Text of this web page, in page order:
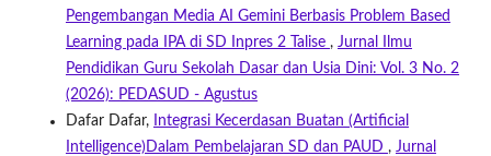
Pengembangan Media AI Gemini Berbasis Problem Based
Learning pada IPA di SD Inpres 2 Talise , Jurnal Ilmu
Pendidikan Guru Sekolah Dasar dan Usia Dini: Vol. 3 No. 2
(2026): PEDASUD - Agustus
Dafar Dafar,
Integrasi Kecerdasan Buatan (Artificial
Intelligence)Dalam Pembelajaran SD dan PAUD , Jurnal